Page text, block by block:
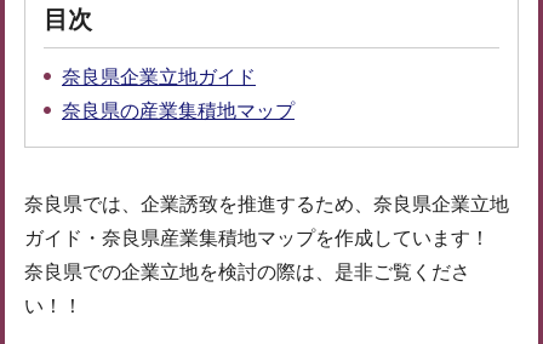
目次
奈良県企業立地ガイド
奈良県の産業集積地マップ
奈良県では、企業誘致を推進するため、奈良県企業立地
ガイド・奈良県産業集積地マップを作成しています！
奈良県での企業立地を検討の際は、是非ご覧くださ
い！！